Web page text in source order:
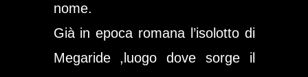
nome.
Già in epoca romana l’isolotto di
Megaride,luogo dove sorge il